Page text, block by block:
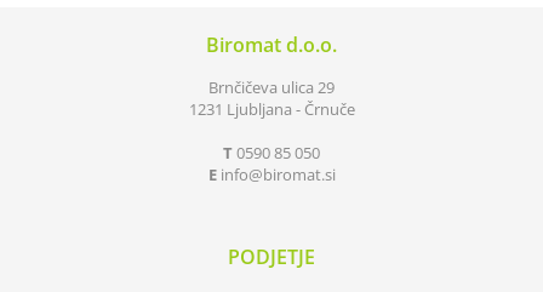
Biromat d.o.o.
Brnčičeva ulica 29
1231 Ljubljana - Črnuče
T0590 85 050
E info biromat.si
PODJETJE